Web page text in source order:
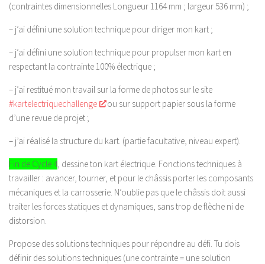
(contraintes dimensionnelles Longueur 1164 mm ; largeur 536 mm) ;
– j’ai défini une solution technique pour diriger mon kart ;
– j’ai défini une solution technique pour propulser mon kart en
respectant la contrainte 100% électrique ;
– j’ai restitué mon travail sur la forme de photos sur le site
#kartelectriquechallenge
ou sur support papier sous la forme
d’une revue de projet ;
– j’ai réalisé la structure du kart. (partie facultative, niveau expert).
Fin de Cycle 4, dessine ton kart électrique. Fonctions techniques à
travailler : avancer, tourner, et pour le châssis porter les composants
mécaniques et la carrosserie. N’oublie pas que le châssis doit aussi
traiter les forces statiques et dynamiques, sans trop de flèche ni de
distorsion.
Propose des solutions techniques pour répondre au défi. Tu dois
définir des solutions techniques (une contrainte = une solution